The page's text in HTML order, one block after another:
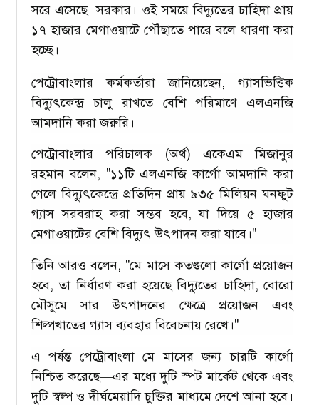
সরে এসেছে সরকার। ওই সময়ে বিদ্যুতের চাহিদা প্রায়
১৭ হাজার মেগাওয়াটে পৌঁছাতে পারে বলে ধারণা করা
হচ্ছে।
পেট্রোবাংলার কর্মকর্তারা জানিয়েছেন, গ্যাসভিত্তিক
বিদ্যুৎকেন্দ্র চালু রাখতে বেশি পরিমাণে এলএনজি
আমদানি করা জরুরি।
পেট্রোবাংলার পরিচালক (অর্থ) একেএম মিজানুর
রহমান বলেন, "১১টি এলএনজি কার্গো আমদানি করা
গেলে বিদ্যুৎকেন্দ্রে প্রতিদিন প্রায় ৯৩৫ মিলিয়ন ঘনফুট
গ্যাস সরবরাহ করা সম্ভব হবে, যা দিয়ে ৫ হাজার
মেগাওয়াটের বেশি বিদ্যুৎ উৎপাদন করা যাবে।"
তিনি আরও বলেন, "মে মাসে কতগুলো কার্গো প্রয়োজন
হবে, তা নির্ধারণ করা হয়েছে বিদ্যুতের চাহিদা, বোরো
মৌসুমে সার উৎপাদনের ক্ষেত্রে প্রয়োজন এবং
শিল্পখাতের গ্যাস ব্যবহার বিবেচনায় রেখে।"
এ পর্যন্ত পেট্রোবাংলা মে মাসের জন্য চারটি কার্গো
নিশ্চিত করেছে—এর মধ্যে দুটি স্পট মার্কেট থেকে এবং
দুটি স্বল্প ও দীর্ঘমেয়াদি চুক্তির মাধ্যমে দেশে আনা হবে।